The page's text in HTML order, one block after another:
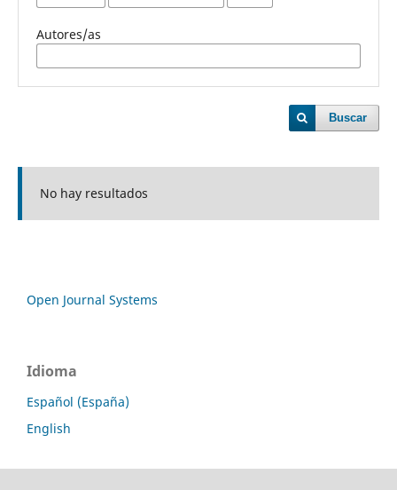
Autores/as
Buscar
No hay resultados
Open Journal Systems
Idioma
Español (España)
English